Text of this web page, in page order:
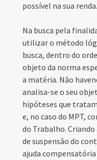
possível na sua renda.
Na busca pela
utilizar o método
busca, dentro do
objeto da norma
a matéria. Não
analisa-se o seu
hipóteses que
e, no caso do MPT,
do Trabalho.
de suspensão do
ajuda